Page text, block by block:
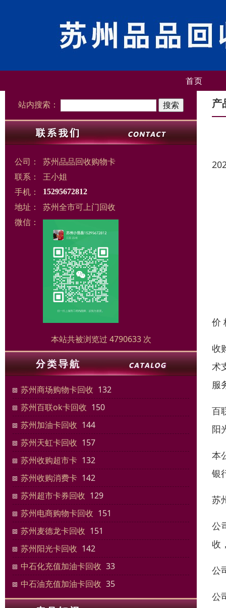
首页
站内搜索：
公司：
苏州品品回收购物卡
联系：
王小姐
手机：
15295672812
地址：
苏州全市可上门回收
微信：
本站共被浏览过 4790633 次
苏州商场购物卡回收 132
苏州百联ok卡回收 150
苏州加油卡回收 144
苏州天虹卡回收 157
苏州收购超市卡 132
苏州收购消费卡 142
苏州超市卡券回收 129
苏州电商购物卡回收 151
苏州麦德龙卡回收 151
苏州阳光卡回收 142
中石化充值加油卡回收 33
中石油充值加油卡回收 35
产
价
收
术
服
百
阳
本
银
苏
公
收
公
公